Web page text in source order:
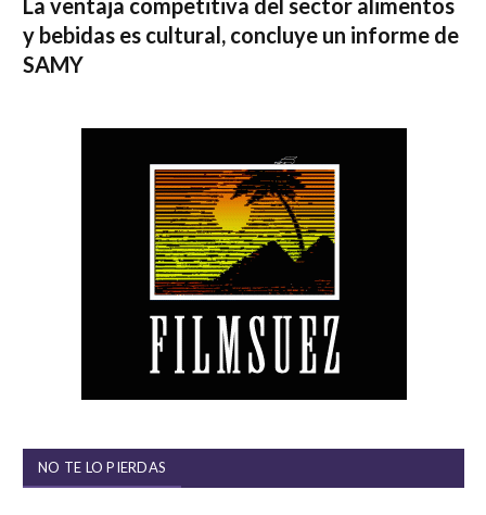
La ventaja competitiva del sector alimentos
y bebidas es cultural, concluye un informe de
SAMY
NO TE LO PIERDAS